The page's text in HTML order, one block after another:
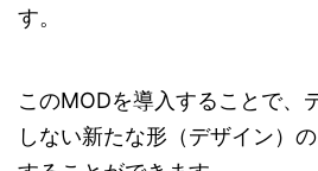
す。
このMODを導入することで、
しない新たな形（デザイン）